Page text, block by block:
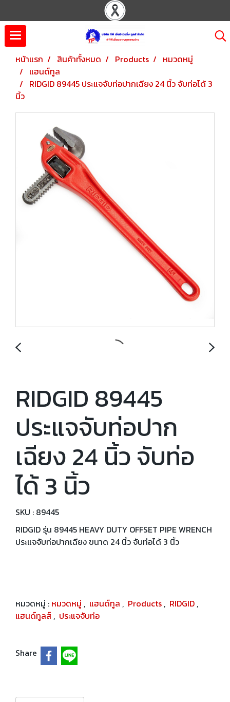
หน้าแรก สินค้าทั้งหมด Products
หมวดหมู่
แฮนด์ทูล
RIDGID 89445 ประแจจับท่อปากเฉียง 24 นิ้ว จับท่อได้ 3
นิ้ว
RIDGID 89445
ประแจจับท่อปาก
เฉียง 24 นิ้ว จับท่อ
ได้ 3 นิ้ว
SKU : 89445
RIDGID รุ่น 89445 HEAVY DUTY OFFSET PIPE WRENCH
ประแจจับท่อปากเฉียง ขนาด 24 นิ้ว จับท่อได้ 3 นิ้ว
หมวดหมู่ : หมวดหมู่ , แฮนด์ทูล , Products , RIDGID ,
แฮนด์ทูลส์ , ประแจจับท่อ
Share